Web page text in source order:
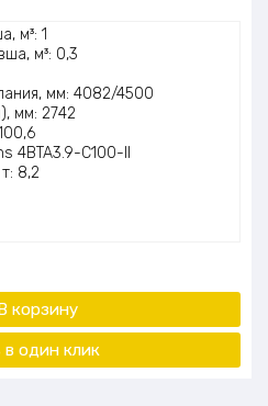
м³: 1
м³: 0,3
мм: 4082/4500
мм: 2742
4BTA3.9-C100-II
8,2
корзину
в один клик